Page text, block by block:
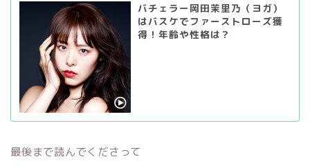
バチェラー岡田茉里乃（ヨガ）
はバスケでファーストローズ獲
得！年齢や性格は？
最後まで読んでくださって